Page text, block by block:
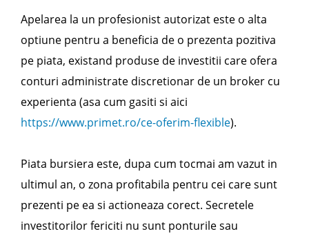
Apelarea la un profesionist autorizat este o alta
optiune pentru a beneficia de o prezenta pozitiva
pe piata, existand produse de investitii care ofera
conturi administrate discretionar de un broker cu
experienta (asa cum gasiti si aici
https://www.primet.ro/ce-oferim-flexible).
Piata bursiera este, dupa cum tocmai am vazut in
ultimul an, o zona profitabila pentru cei care sunt
prezenti pe ea si actioneaza corect. Secretele
investitorilor fericiti nu sunt ponturile sau